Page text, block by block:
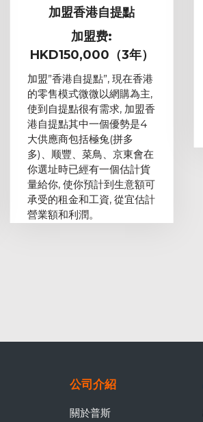
加盟香港自提點
加盟费:
HKD150,000（3年）
加盟”香港自提點”, 現在香港
的零售模式微微以網購為主,
使到自提點很有需求, 加盟香
港自提點其中一個優勢是4
大供應商包括極兔(拼多
多)、顺豐、菜鳥、京東會在
你選址時已經有一個估計貨
量給你, 使你預計到生意額可
承受的租金和工資, 從宜估計
營業額和利潤。
公司介紹
關於普斯